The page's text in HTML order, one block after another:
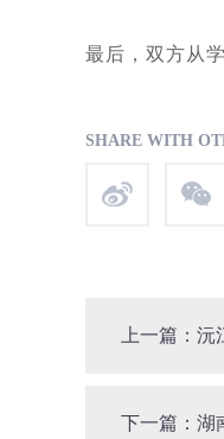
最后，双方从
SHARE WITH
上一篇：
下一篇：湖